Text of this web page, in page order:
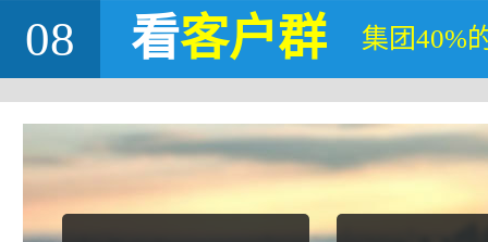
08 看客户群 集团40%